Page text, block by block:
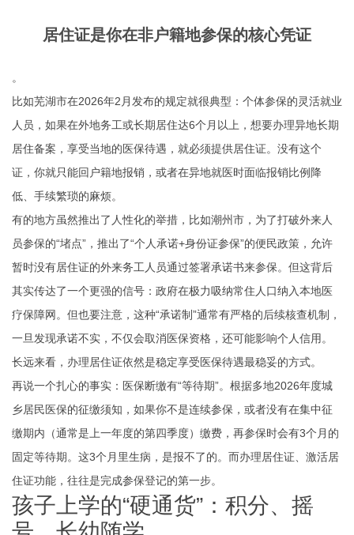
居住证是你在非户籍地参保的核心凭证
。
比如芜湖市在2026年2月发布的规定就很典型：个体参保的灵活就业
人员，如果在外地务工或长期居住达6个月以上，想要办理异地长期
居住备案，享受当地的医保待遇，就必须提供居住证。没有这个
证，你就只能回户籍地报销，或者在异地就医时面临报销比例降
低、手续繁琐的麻烦。
有的地方虽然推出了人性化的举措，比如潮州市，为了打破外来人
员参保的“堵点”，推出了“个人承诺+身份证参保”的便民政策，允许
暂时没有居住证的外来务工人员通过签署承诺书来参保。但这背后
其实传达了一个更强的信号：政府在极力吸纳常住人口纳入本地医
疗保障网。但也要注意，这种“承诺制”通常有严格的后续核查机制，
一旦发现承诺不实，不仅会取消医保资格，还可能影响个人信用。
长远来看，办理居住证依然是稳定享受医保待遇最稳妥的方式。
再说一个扎心的事实：医保断缴有“等待期”。根据多地2026年度城
乡居民医保的征缴须知，如果你不是连续参保，或者没有在集中征
缴期内（通常是上一年度的第四季度）缴费，再参保时会有3个月的
固定等待期。这3个月里生病，是报不了的。而办理居住证、激活居
住证功能，往往是完成参保登记的第一步。
孩子上学的“硬通货”：积分、摇